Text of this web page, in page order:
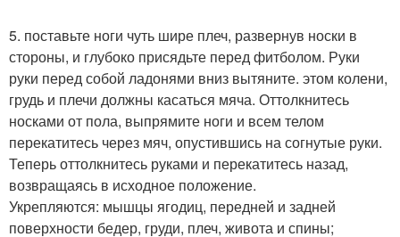
5. поставьте ноги чуть шире плеч, развернув носки в
стороны, и глубоко присядьте перед фитболом. Руки
руки перед собой ладонями вниз вытяните. этом колени,
грудь и плечи должны касаться мяча. Оттолкнитесь
носками от пола, выпрямите ноги и всем телом
перекатитесь через мяч, опустившись на согнутые руки.
Теперь оттолкнитесь руками и перекатитесь назад,
возвращаясь в исходное положение.
Укрепляются: мышцы ягодиц, передней и задней
поверхности бедер, груди, плеч, живота и спины;